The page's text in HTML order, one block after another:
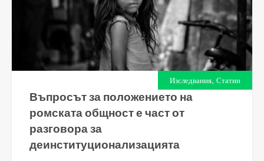
Изследвания, Статии
Въпросът за положението на
ромската общност е част от
разговора за
деинституционализацията